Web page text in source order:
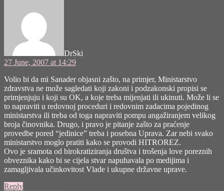
DrSki
27 June, 2007 at 14:29
Volio bi da mi Sanader objasni zašto, na primjer, Ministarstvo
zdravstva ne može sagledati koji zakoni i podzakonski propisi se
primjenjuju i koji su OK, a koje treba mijenjati ili ukinuti. Može li se
to napraviti u redovnoj proceduri i redovnim zadacima pojedinog
ministarstva ili treba od toga napraviti pompu angažiranjem velikog
broja činovnika. Drugo, i pravo je pitanje zašto za praćenje
provedbe pored “jedinice” treba i posebna Uprava. Zar nebi svako
ministarstvo moglo pratiti kako se provodi HITROREZ.
Ovo je sramota od birokratiziranja društva i trošenja love poreznih
obveznika kako bi se cijela stvar napuhavala po medijima i
zamagljivala učinkovitost Vlade i ukupne državne uprave.
Reply